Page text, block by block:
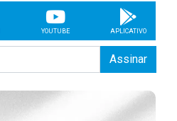
YOUTUBE APLICATIVO
Assinar